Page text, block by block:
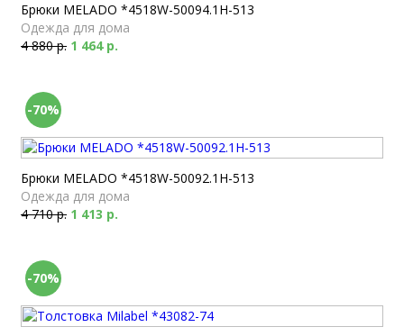
Брюки MELADO *4518W-50094.1H-513
Одежда для дома
4 880 р. 1 464 р.
-70%
Брюки MELADO *4518W-50092.1H-513
Одежда для дома
4 710 р. 1 413 р.
-70%